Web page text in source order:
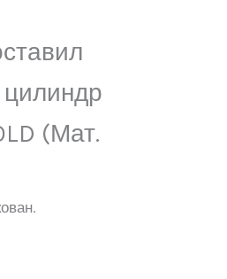
(Мат.